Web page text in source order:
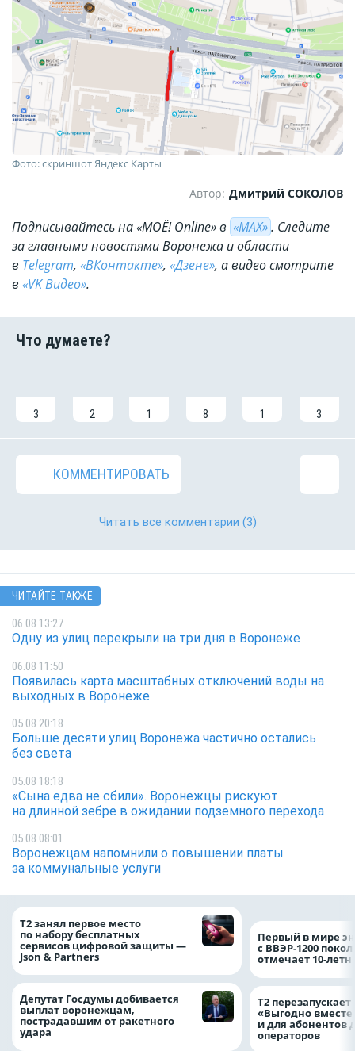
Фото: скриншот Яндекс Карты
Автор: Дмитрий СОКОЛОВ
Подписывайтесь на «МОЁ! Online» в «МАХ». Cледите
за главными новостями Воронежа и области
в Telegram, «ВКонтакте», «Дзене», а видео смотрите
в «VK Видео».
3 2 1 8 1 3
КОММЕНТИРОВАТЬ
Читать все комментарии (3)
ЧИТАЙТЕ ТАКЖЕ
06.08 13:27
Одну из улиц перекрыли на три дня в Воронеже
06.08 11:50
Появилась карта масштабных отключений воды на
выходных в Воронеже
05.08 20:18
Больше десяти улиц Воронежа частично остались
без света
05.08 18:18
«Сына едва не сбили». Воронежцы рискуют
на длинной зебре в ожидании подземного перехода
05.08 08:01
Воронежцам напомнили о повышении платы
за коммунальные услуги
Т2 занял первое место
по набору бесплатных
сервисов цифровой защиты —
Json & Partners
Депутат Госдумы добивается
выплат воронежцам,
пострадавшим от ракетного
удара
Первый в мире
с ВВЭР-1200
отмечает 10-
Т2
«Выгодно
и для абонентов
операторов